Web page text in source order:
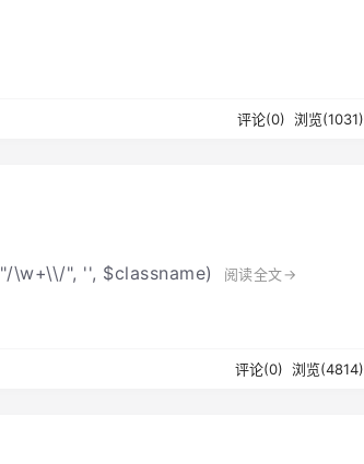
评论(0) 浏览(1031)
\w+\\/", '', $classname) 阅读全文→
评论(0) 浏览(4814)